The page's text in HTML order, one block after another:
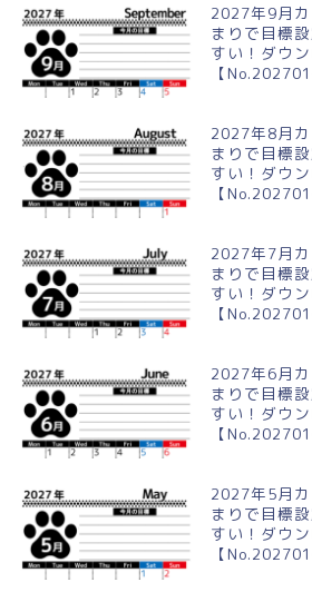
2027年9月
まりで目標
すい！ダウ
【
2027年8月
まりで目標
すい！ダウ
【
2027年7月
まりで目標
すい！ダウ
【
2027年6月
まりで目標
すい！ダウ
【
2027年5月
まりで目標
すい！ダウ
【